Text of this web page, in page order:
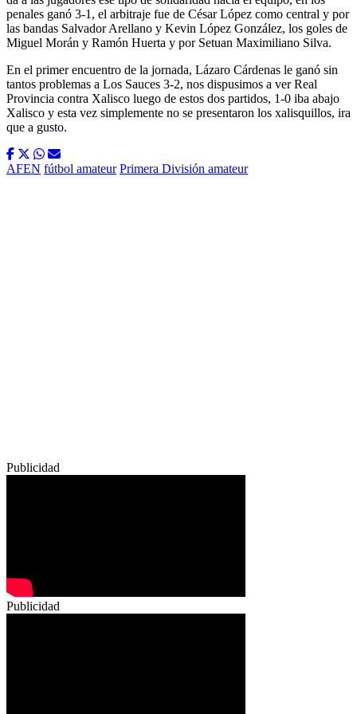
penales ganó 3-1, el arbitraje fue de César López como central y por
las bandas Salvador Arellano y Kevin López González, los goles de
Miguel Morán y Ramón Huerta y por Setuan Maximiliano Silva.
En el primer encuentro de la jornada, Lázaro Cárdenas le ganó sin
tantos problemas a Los Sauces 3-2, nos dispusimos a ver Real
Provincia contra Xalisco luego de estos dos partidos, 1-0 iba abajo
Xalisco y esta vez simplemente no se presentaron los xalisquillos, ira
que a gusto.
AFEN fútbol amateur Primera División amateur
Publicidad
Publicidad